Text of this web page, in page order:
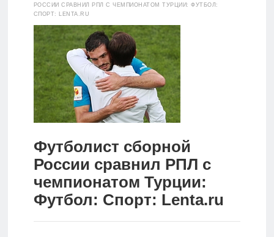
Тренеры
Документы
Контакты
Новости
Родителям
О
нас
Версия для
слабовидящих
РОССИИ СРАВНИЛ РПЛ С ЧЕМПИОНАТОМ ТУРЦИИ: ФУТБОЛ:
СПОРТ: LENTA.RU
Футболист сборной
России сравнил РПЛ с
чемпионатом Турции:
Футбол: Спорт: Lenta.ru